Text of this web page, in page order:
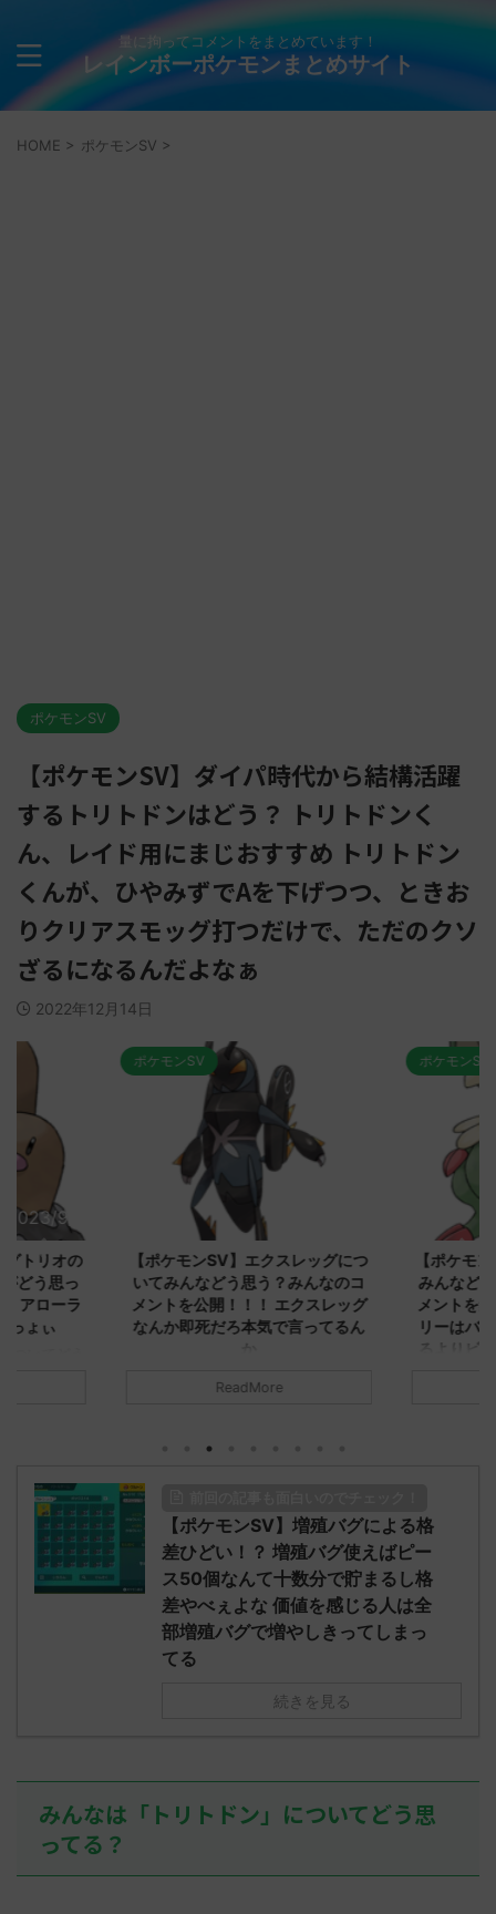
量に拘ってコメントをまとめています！
レインボーポケモンまとめサイト
HOME > ポケモンSV >
ポケモンSV
【ポケモンSV】ダイパ時代から結構活躍
するトリトドンはどう？ トリトドンく
ん、レイド用にまじおすすめ トリトドン
くんが、ひやみずでAを下げつつ、ときお
りクリアスモッグ打つだけで、ただのクソ
ざるになるんだよなぁ
2022年12月14日
2023/9/8
トリオの
どう思っ
アローラ
っょぃ
リージョ
ただダグト
れたウミト
0702
めた！ (ﾜｯﾁ
ポケモンSV
【ポケモンSV】エクスレッグにつ
いてみんなどう思う？みんなのコ
メントを公開！！！ エクスレッグ
なんか即死だろ本気で言ってるん
う思ってる？ 初めの記事 元のス
た！ (ﾜｯﾁｮｲW d56d-NwUu)
2023/06/28(水)
01:07:00.69ID:oUI00NrJ0 エクスレ
ッグヘルムかっこいいから助かる 名
無しさん0971 0971 名無しさん、君に
決めた！ (ﾜｯﾁｮｲW b524-NwUu)
2023/06/28(水 ...
ReadMore
ポケモンSV
【ポケモ
みんなど
メントを
リーはバ
るよりビ
2023/06/
え忘れたガ
たラウドボ
しさん0624
決めた！ (ﾜ
【ポケモンSV】増殖バグによる格
差ひどい！？ 増殖バグ使えばピー
ス50個なんて十数分で貯まるし格
差やべぇよな 価値を感じる人は全
部増殖バグで増やしきってしまっ
てる
続きを見る
みんなは「トリトドン」についてどう思
ってる？